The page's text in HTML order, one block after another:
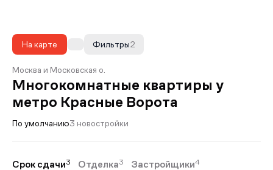
На карте 2
Фильтры
Москва и Московская о.
Многокомнатные квартиры у
метро Красные Ворота
По умолчанию3 новостройки
Срок сдачи3 Отделка3 Застройщики4